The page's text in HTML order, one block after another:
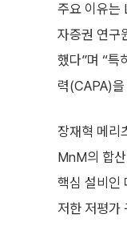
주요 이유는
자증권 연구
했다”며 “특
력(CAPA)을
장재혁 메리
MnM의 합
핵심 설비인
저한 저평가